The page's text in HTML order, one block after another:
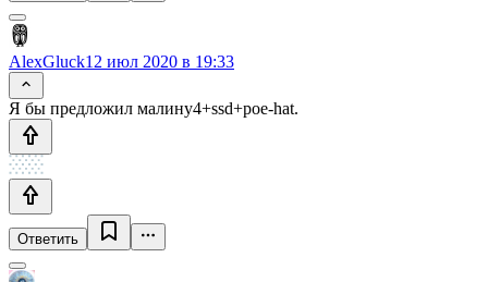
AlexGluck12 июл 2020 в 19:33
Я бы предложил малину4+ssd+poe-hat.
Ответить